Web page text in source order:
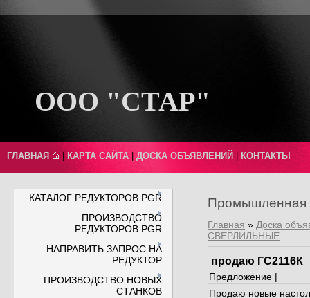
ООО "СТАР"
ГЛАВНАЯ КАРТА САЙТА ДОСКА ОБЪЯВЛЕНИЙ КОНТАКТЫ
КАТАЛОГ РЕДУКТОРОВ PGR
ПРОИЗВОДСТВО
РЕДУКТОРОВ PGR
НАПРАВИТЬ ЗАПРОС НА
РЕДУКТОР
ПРОИЗВОДСТВО НОВЫХ
СТАНКОВ
Промышленная
Главная » Доска
СВЕРЛИЛЬНЫЕ
продаю ГС2116К
Предложение |
Продаю новые